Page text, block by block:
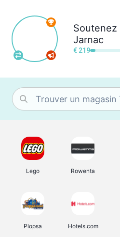
Soutenez
Jarnac
€ 219
Lego Rowenta
Plopsa Hotels.com